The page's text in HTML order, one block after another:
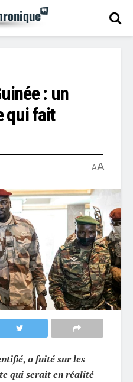
: un
qui fait
AA
a fuité sur les
qui serait en réalité